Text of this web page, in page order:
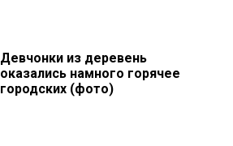
Девчонки из деревень
оказались намного горячее
городских (фото)